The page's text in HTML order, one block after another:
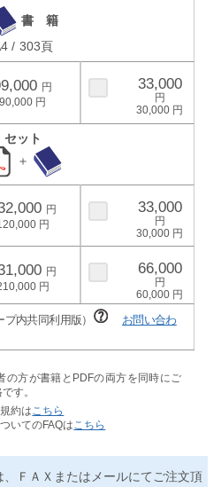
書 籍
/ 303頁
90,000
33,000
30,000
セット
＋
33,000
30,000
66,000
60,000
プ内共同利用版）
お問い合わ
方が書籍とPDFの両方を同時にご
す。
約は こちら
いてのFAQは こちら
ＦＡＸまたはメールにてご注文頂